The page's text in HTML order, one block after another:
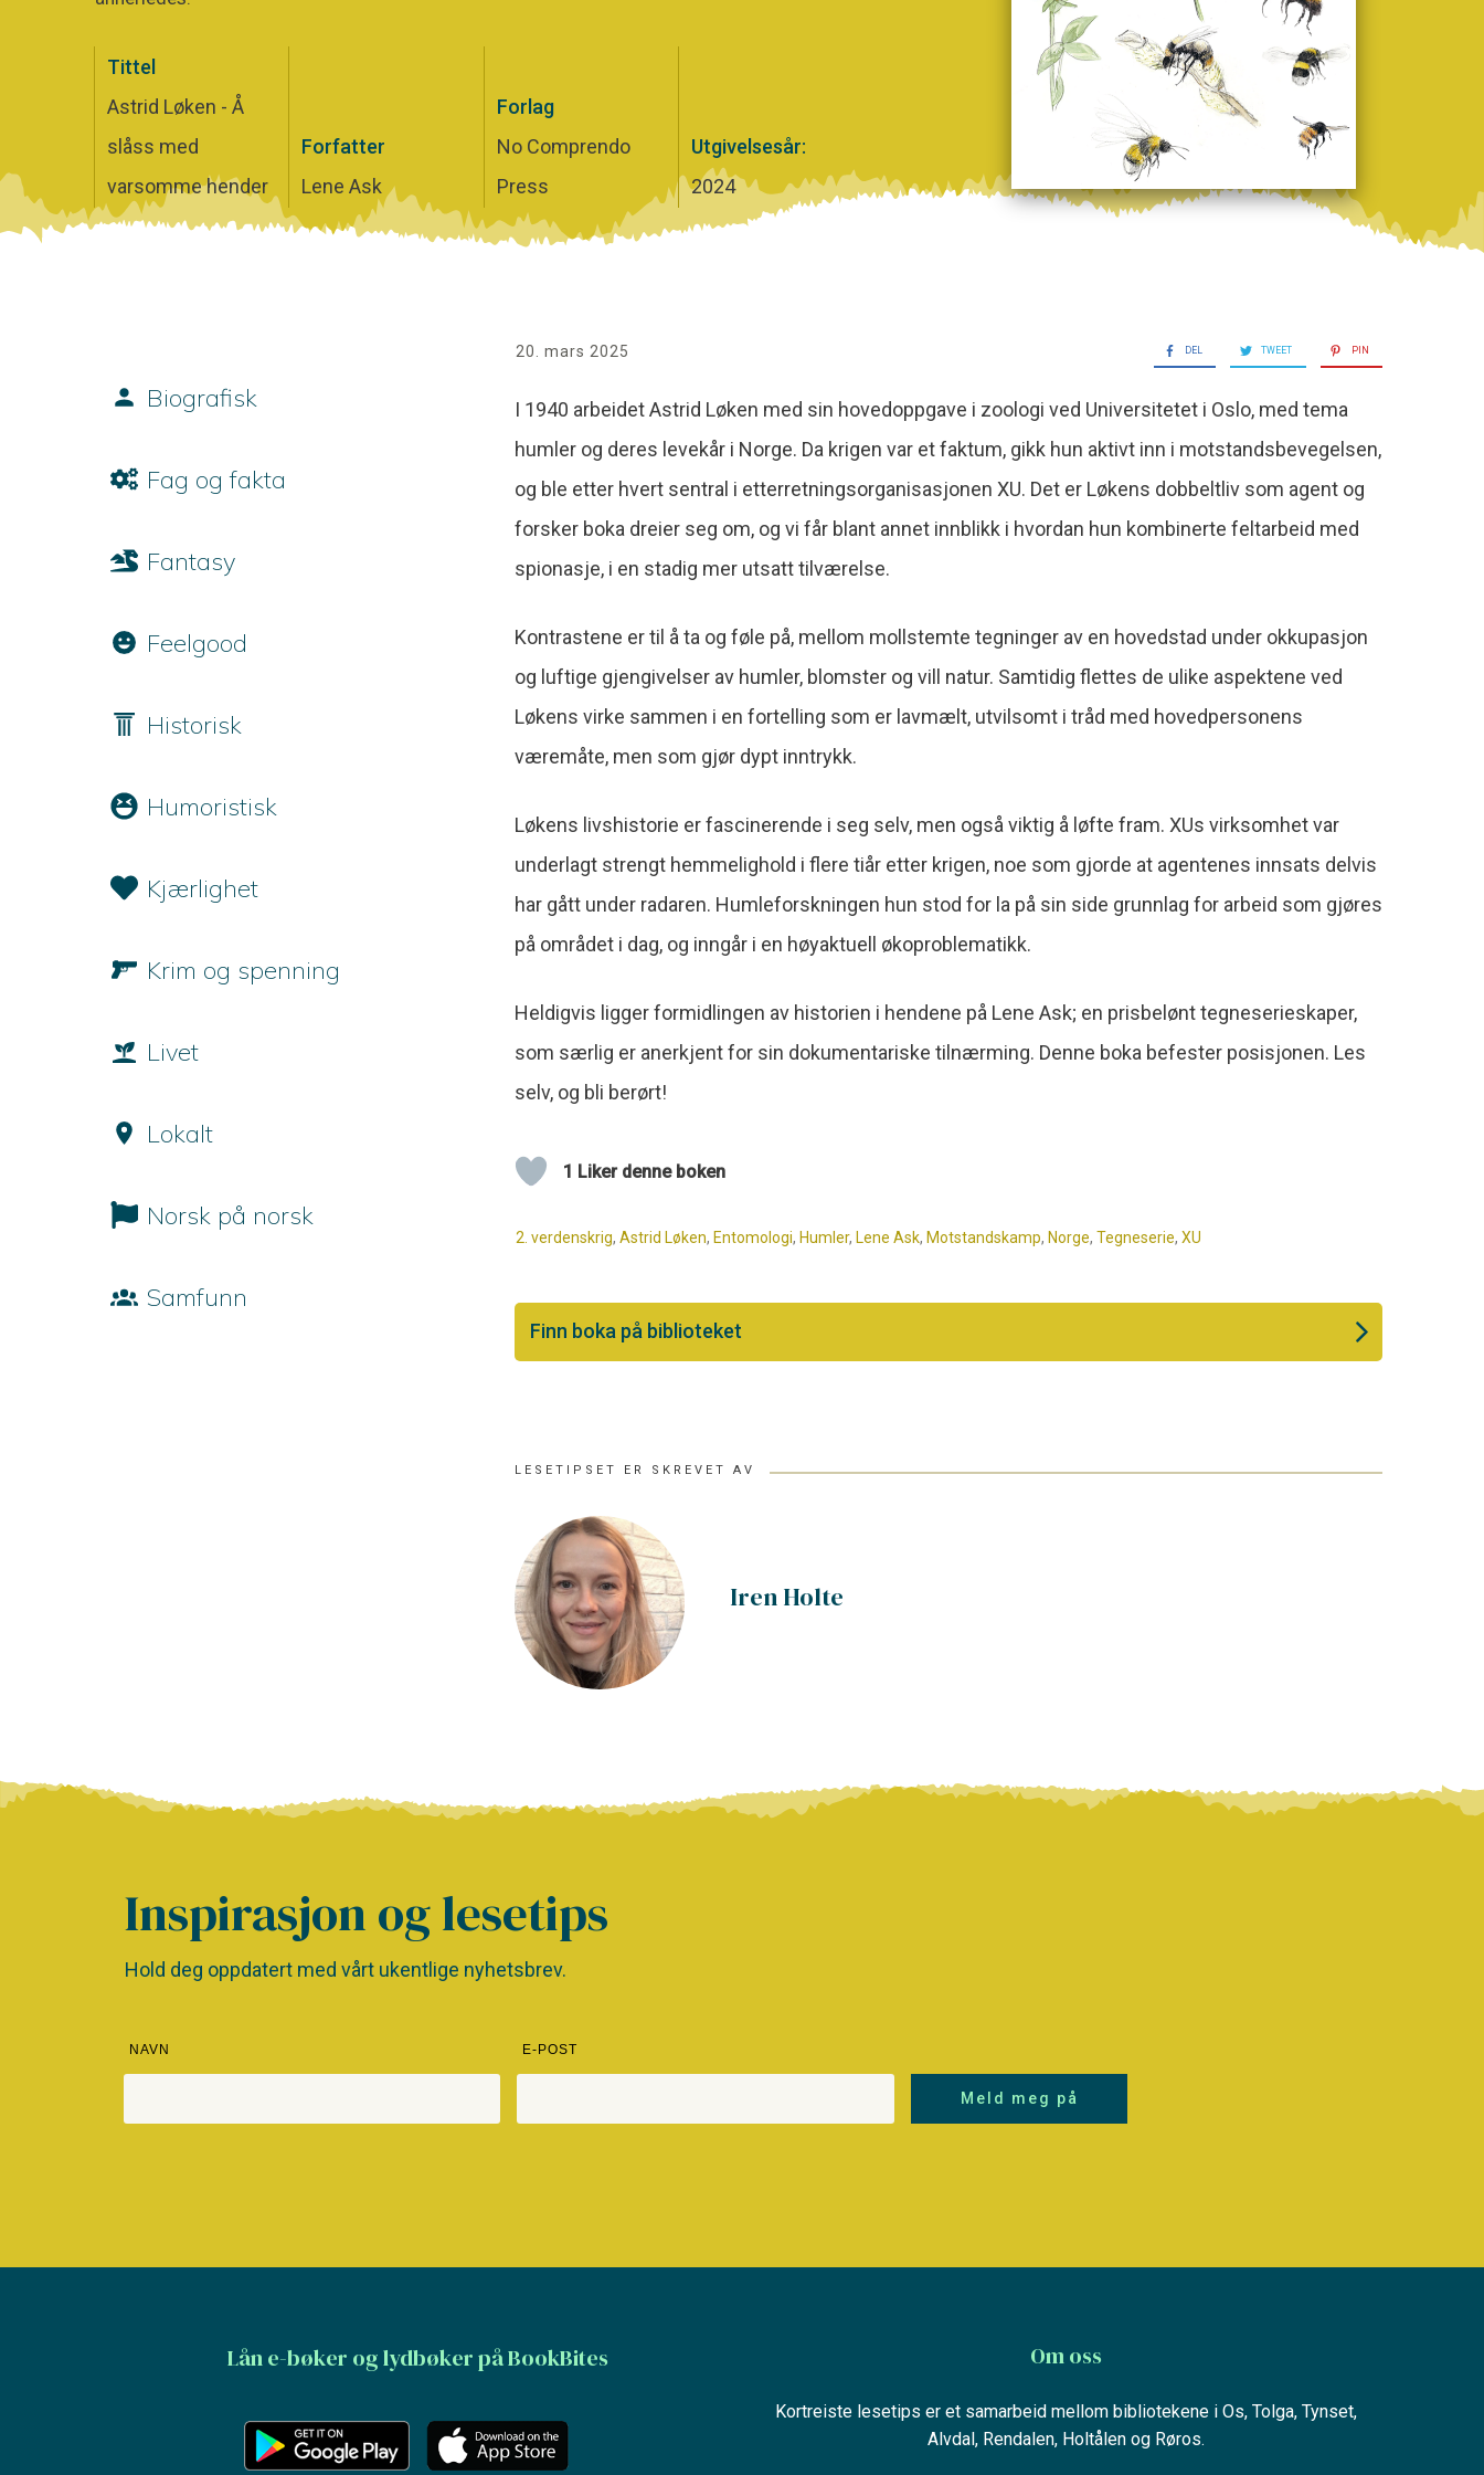
Tittel
Astrid Løken - Å
slåss med
varsomme hender
Forfatter
Lene Ask
Forlag
No Comprendo
Press
Utgivelsesår:
2024
20. mars 2025 DEL TWEET PIN
I 1940 arbeidet Astrid Løken med sin hovedoppgave i zoologi ved Universitetet i Oslo, med tema
humler og deres levekår i Norge. Da krigen var et faktum, gikk hun aktivt inn i motstandsbevegelsen,
og ble etter hvert sentral i etterretningsorganisasjonen XU. Det er Løkens dobbeltliv som agent og
forsker boka dreier seg om, og vi får blant annet innblikk i hvordan hun kombinerte feltarbeid med
spionasje, i en stadig mer utsatt tilværelse.
Kontrastene er til å ta og føle på, mellom mollstemte tegninger av en hovedstad under okkupasjon
og luftige gjengivelser av humler, blomster og vill natur. Samtidig flettes de ulike aspektene ved
Løkens virke sammen i en fortelling som er lavmælt, utvilsomt i tråd med hovedpersonens
væremåte, men som gjør dypt inntrykk.
Løkens livshistorie er fascinerende i seg selv, men også viktig å løfte fram. XUs virksomhet var
underlagt strengt hemmelighold i flere tiår etter krigen, noe som gjorde at agentenes innsats delvis
har gått under radaren. Humleforskningen hun stod for la på sin side grunnlag for arbeid som gjøres
på området i dag, og inngår i en høyaktuell økoproblematikk.
Heldigvis ligger formidlingen av historien i hendene på Lene Ask; en prisbelønt tegneserieskaper,
som særlig er anerkjent for sin dokumentariske tilnærming. Denne boka befester posisjonen. Les
selv, og bli berørt!
1 Liker denne boken
2. verdenskrig, Astrid Løken, Entomologi, Humler, Lene Ask, Motstandskamp, Norge, Tegneserie, XU
Finn boka på biblioteket
LESETIPSET ER SKREVET AV
Iren Holte
Biografisk
Fag og fakta
Fantasy
Feelgood
Historisk
Humoristisk
Kjærlighet
Krim og spenning
Livet
Lokalt
Norsk på norsk
Samfunn
Inspirasjon og lesetips
Hold deg oppdatert med vårt ukentlige nyhetsbrev.
NAVN E-POST
Meld meg på
Lån e-bøker og lydbøker på BookBites Om oss
Kortreiste lesetips er et samarbeid mellom bibliotekene i Os, Tolga, Tynset,
Alvdal, Rendalen, Holtålen og Røros.